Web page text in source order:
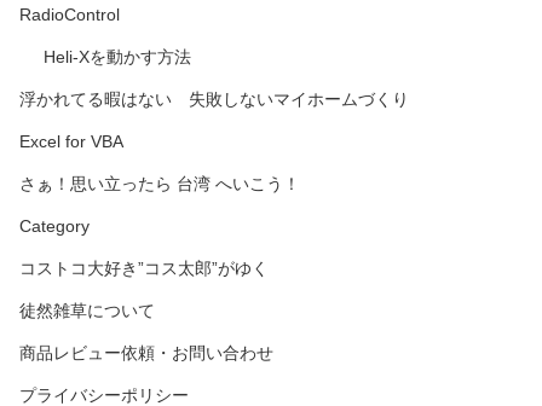
RadioControl
Heli-Xを動かす方法
浮かれてる暇はない 失敗しないマイホームづくり
Excel for VBA
さぁ！思い立ったら 台湾 へいこう！
Category
コストコ大好き”コス太郎”がゆく
徒然雑草について
商品レビュー依頼・お問い合わせ
プライバシーポリシー